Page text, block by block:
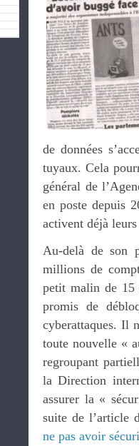
de données
tuyaux. Cela
général de
en poste depuis
activent déjà leurs
Au-delà de son
millions de
petit malin de 15
promis de
cyberattaques. Il
toute nouvelle «
regroupant
la Direction
assurer la «
suite de l’article
ne pas avoir